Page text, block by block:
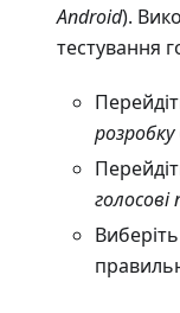
Android).
тестування
голосові